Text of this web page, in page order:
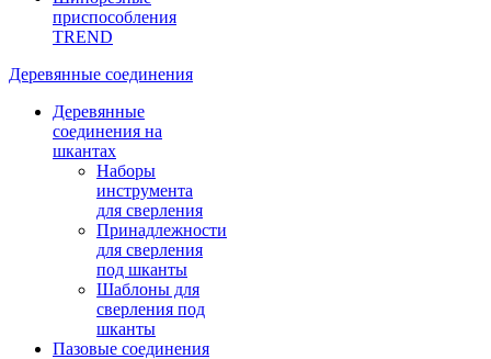
приспособления
TREND
Деревянные соединения
Деревянные
соединения на
шкантах
Наборы
инструмента
для сверления
Принадлежности
для сверления
под шканты
Шаблоны для
сверления под
шканты
Пазовые соединения